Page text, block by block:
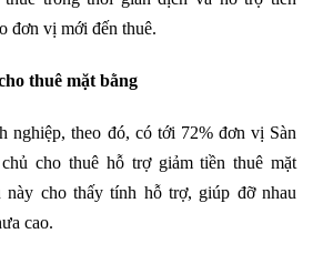
đơn vị mới đến thuê.
thuê mặt bằng
nghiệp, theo đó, có tới 72% đơn vị Sàn
cho thuê hỗ trợ giảm tiền thuê mặt
cho thấy tính hỗ trợ, giúp đỡ nhau
cao.